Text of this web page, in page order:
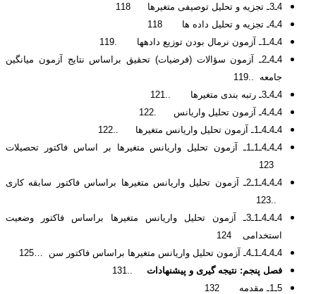
4ـ3ـ تجزیه و تحلیل توصیفی متغیرها 118
4ـ4ـ تجزیه و تحلیل داده ها 118
4ـ4ـ1ـ آزمون نرمال بودن توزیع داده­ها .119
4ـ4ـ2ـ آزمون سؤالات (فرضیات) تحقیق براساس نتایج آزمون میانگین
جامعه ..119
4ـ4ـ3ـ رتبه بندی متغیرها ..121
4ـ4ـ4ـ آزمون تحلیل واریانس .122
4ـ4ـ4ـ1ـ آزمون تحلیل واریانس متغیرها ..122
4ـ4ـ4ـ1ـ1ـ آزمون تحلیل واریانس متغیرها بر اساس فاکتور تحصیلات
4ـ4ـ4ـ1ـ2ـ آزمون تحلیل واریانس متغیرها براساس فاکتور سابقه کاری
4ـ4ـ4ـ1ـ3ـ آزمون تحلیل واریانس متغیرها براساس فاکتور وضعیت
استخدامی 124
4ـ4ـ4ـ1ـ4ـ آزمون تحلیل واریانس متغیرها براساس فاکتور سن …125
فصل پنجم: نتیجه گیری و پیشنهادات
5ـ1ـ مقدمه 132